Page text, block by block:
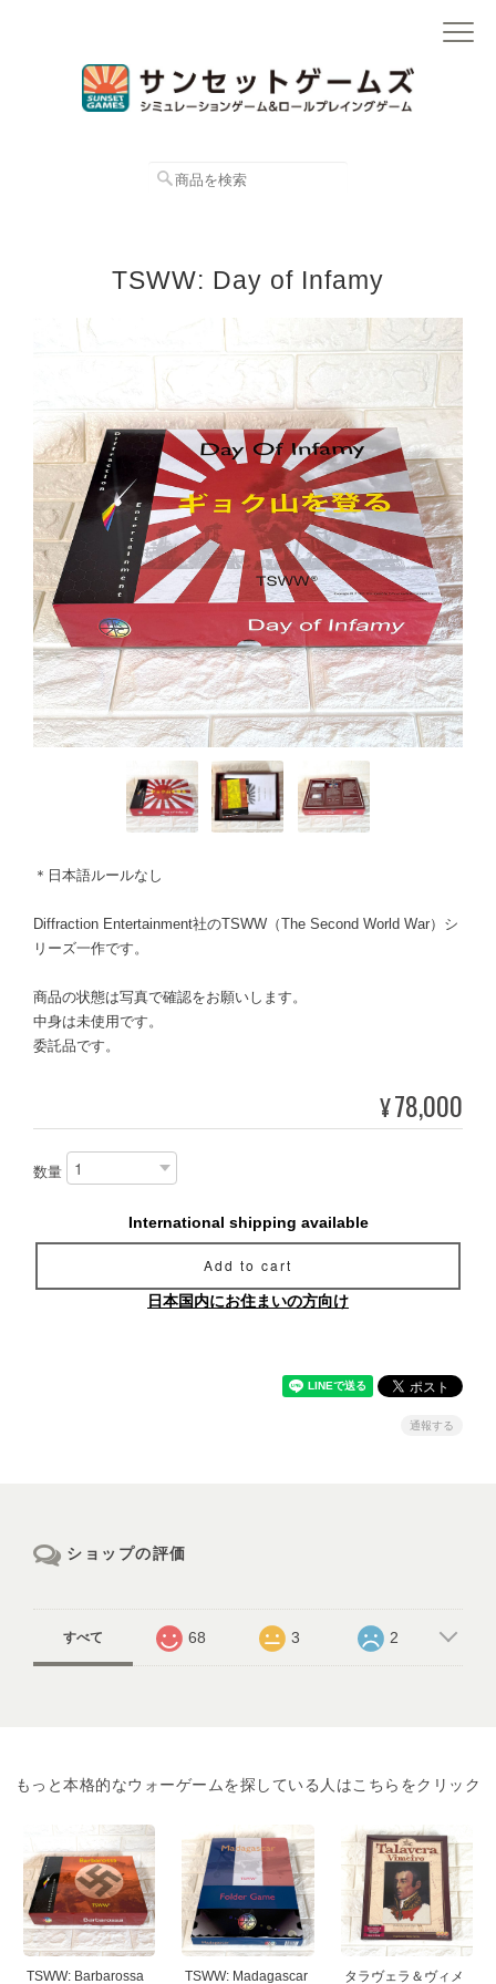
TSWW: Day of Infamy
＊日本語ルールなし
Diffraction Entertainment社のTSWW（The Second World War）シ
リーズ一作です。
商品の状態は写真で確認をお願いします。
中身は未使用です。
委託品です。
¥78,000
数量
International shipping available
Add to cart
日本国内にお住まいの方向け
通報する
ショップの評価
すべて 68 3 2
もっと本格的なウォーゲームを探している人はこちらをクリック
TSWW: Barbarossa TSWW: Madagascar タラヴェラ＆ヴィメ